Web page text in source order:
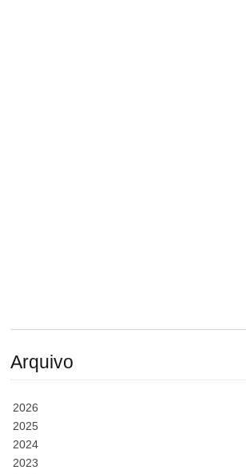
Arquivo
2026
2025
2024
2023